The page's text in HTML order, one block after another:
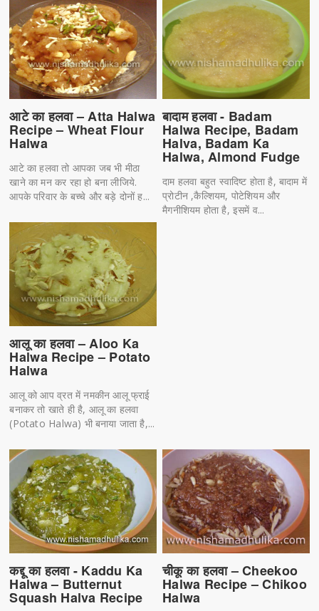
आटे का हलवा – Atta Halwa
Recipe – Wheat Flour
Halwa
आटे का हलवा तो आपका जब भी मीठा
खाने का मन कर रहा हो बना लीजिये.
आपके परिवार के बच्चे और बड़े दोनों ह...
बादाम हलवा - Badam
Halwa Recipe, Badam
Halva, Badam Ka
Halwa, Almond Fudge
दाम हलवा बहुत स्वादिष्ट होता है, बादाम में
प्रोटीन ,कैल्शियम, पोटेशियम और
मैगनीशियम होता है, इसमें व...
आलू का हलवा – Aloo Ka
Halwa Recipe – Potato
Halwa
आलू को आप व्रत में नमकीन आलू फ्राई
बनाकर तो खाते ही है, आलू का हलवा
(Potato Halwa) भी बनाया जाता है,...
चीकू का हलवा – Cheekoo
Halwa Recipe – Chikoo
Halwa
कद्दू का हलवा - Kaddu Ka
Halwa – Butternut
Squash Halva Recipe